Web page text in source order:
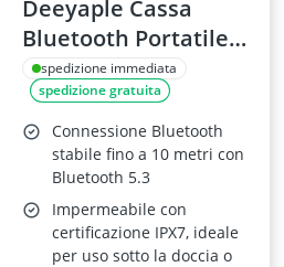
Deeyaple Cassa
Bluetooth Portatile
IPX7
spedizione immediata
spedizione gratuita
Connessione Bluetooth
stabile fino a 10 metri con
Bluetooth 5.3
Impermeabile con
certificazione IPX7, ideale
per uso sotto la doccia o